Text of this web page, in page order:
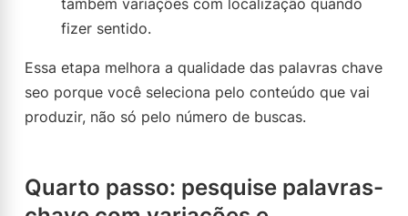
também variações com localização quando
fizer sentido.
Essa etapa melhora a qualidade das palavras chave
seo porque você seleciona pelo conteúdo que vai
produzir, não só pelo número de buscas.
Quarto passo: pesquise palavras-